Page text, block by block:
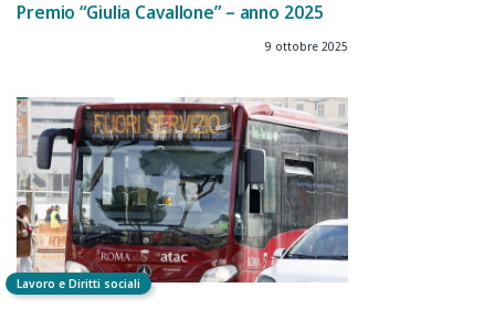
Premio “Giulia Cavallone” – anno 2025
9 ottobre 2025
Lavoro e Diritti sociali